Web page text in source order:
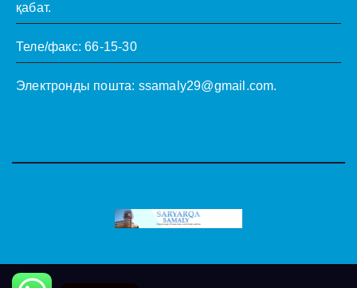
қабат.
Теле/факс: 66-15-30
Электронды пошта: ssamaly29@gmail.com.